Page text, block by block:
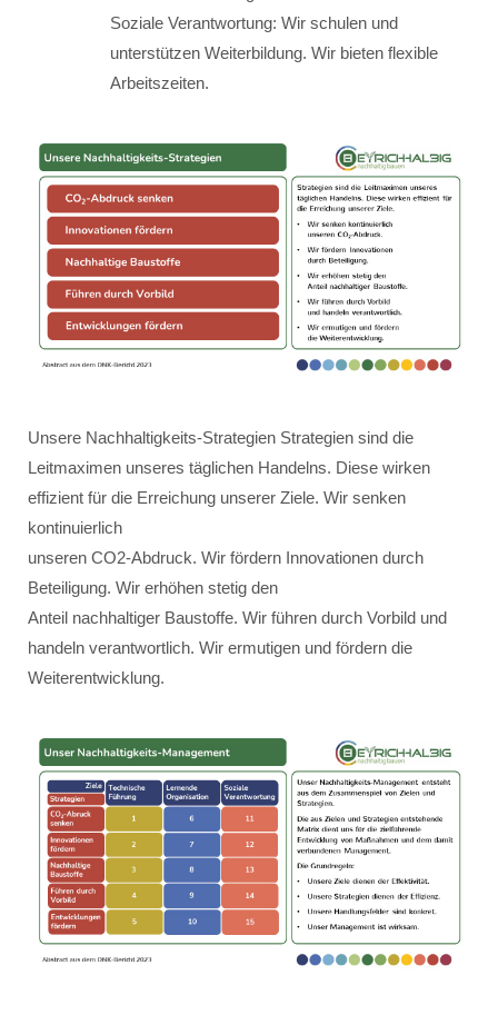
Soziale Verantwortung: Wir schulen und
unterstützen Weiterbildung. Wir bieten flexible
Arbeitszeiten.
Unsere Nachhaltigkeits-Strategien Strategien sind die
Leitmaximen unseres täglichen Handelns. Diese wirken
effizient für die Erreichung unserer Ziele. Wir senken
kontinuierlich
unseren CO2-Abdruck. Wir fördern Innovationen durch
Beteiligung. Wir erhöhen stetig den
Anteil nachhaltiger Baustoffe. Wir führen durch Vorbild und
handeln verantwortlich. Wir ermutigen und fördern die
Weiterentwicklung.